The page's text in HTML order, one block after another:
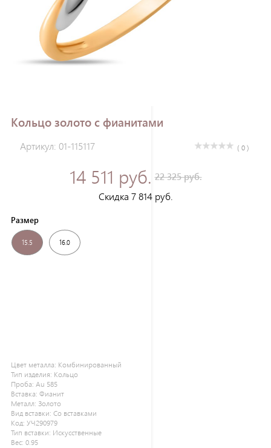
Кольцо золото с фианитами
Артикул: 01-115117 ( 0 )
14 511 руб. 22 325 руб.
Скидка 7 814 руб.
Размер
15.5 16.0
Цвет металла: Комбинированный
Тип изделия: Кольцо
Проба: Au 585
Вставка: Фианит
Металл: Золото
Вид вставки: Со вставками
Код: УЧ290979
Тип вставки: Искусственные
Вес: 0.95
Зарегистрироваться